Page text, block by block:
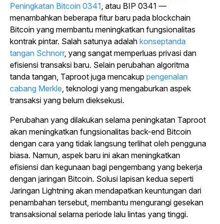
Peningkatan Bitcoin 0341 , atau BIP 0341 —
menambahkan beberapa fitur baru pada blockchain
Bitcoin yang membantu meningkatkan fungsionalitas
kontrak pintar. Salah satunya adalah konseptanda
tangan Schnorr, yang sangat memperluas privasi dan
efisiensi transaksi baru. Selain perubahan algoritma
tanda tangan, Taproot juga mencakup pengenalan
cabang Merkle , teknologi yang mengaburkan aspek
transaksi yang belum dieksekusi.
Perubahan yang dilakukan selama peningkatan Taproot
akan meningkatkan fungsionalitas back-end Bitcoin
dengan cara yang tidak langsung terlihat oleh pengguna
biasa. Namun, aspek baru ini akan meningkatkan
efisiensi dan kegunaan bagi pengembang yang bekerja
dengan jaringan Bitcoin. Solusi lapisan kedua seperti
Jaringan Lightning akan mendapatkan keuntungan dari
penambahan tersebut, membantu mengurangi gesekan
transaksional selama periode lalu lintas yang tinggi.